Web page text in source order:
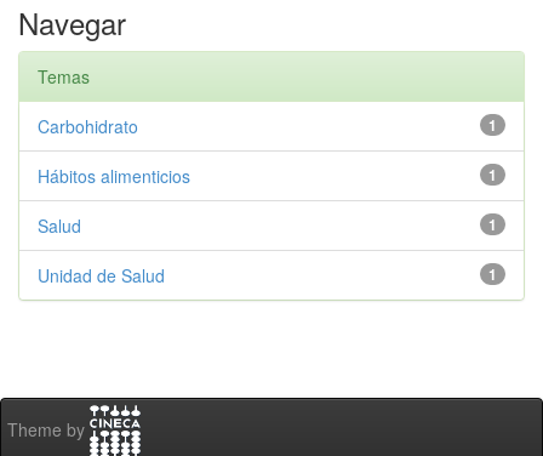
Navegar
Temas
1
Carbohidrato
1
Hábitos alimenticios
1
Salud
1
Unidad de Salud
Theme by